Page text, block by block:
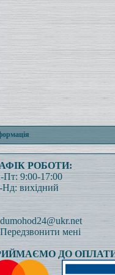
РОБОТИ:
9:00-17:00
вихідний
dumohod24@ukr.net
Передзвонити мені
ДО